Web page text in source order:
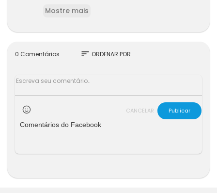
ntes desse assassino e entender como seus cri
Mostre mais
0 Comentários sort ORDENAR POR
CANCELAR
Publicar
Comentários do Facebook